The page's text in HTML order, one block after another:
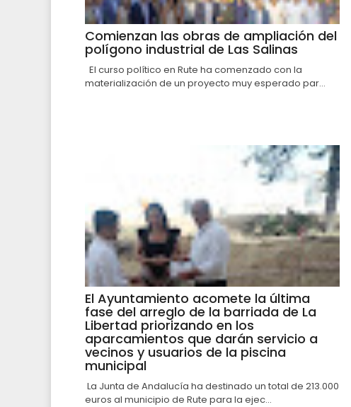
Comienzan las obras de ampliación del
polígono industrial de Las Salinas
El curso político en Rute ha comenzado con la
materialización de un proyecto muy esperado par...
El Ayuntamiento acomete la última
fase del arreglo de la barriada de La
Libertad priorizando en los
aparcamientos que darán servicio a
vecinos y usuarios de la piscina
municipal
La Junta de Andalucía ha destinado un total de 213.000
euros al municipio de Rute para la ejec...